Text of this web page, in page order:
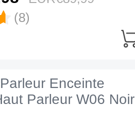
(8)
Enceinte
Parleur W06 Noir